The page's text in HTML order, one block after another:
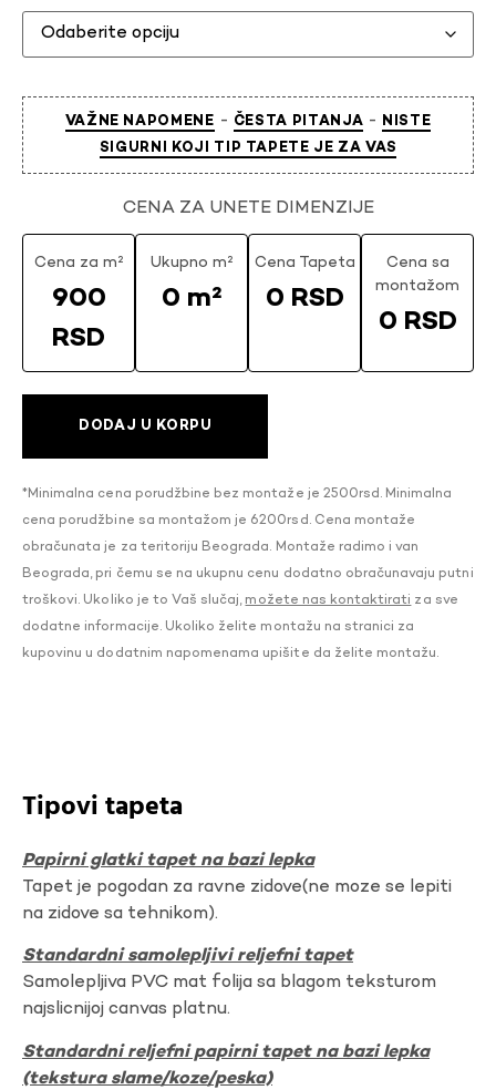
VAŽNE NAPOMENE - ČESTA PITANJA - NISTE
SIGURNI KOJI TIP TAPETE JE ZA VAS
CENA ZA UNETE DIMENZIJE
Cena za m²
900
RSD
Ukupno m²
0 m²
Cena Tapeta
0 RSD
Cena sa
montažom
0 RSD
DODAJ U KORPU
*Minimalna cena porudžbine bez montaže je 2500rsd. Minimalna
cena porudžbine sa montažom je 6200rsd. Cena montaže
obračunata je za teritoriju Beograda. Montaže radimo i van
Beograda, pri čemu se na ukupnu cenu dodatno obračunavaju putni
troškovi. Ukoliko je to Vaš slučaj, možete nas kontaktirati za sve
dodatne informacije. Ukoliko želite montažu na stranici za
kupovinu u dodatnim napomenama upišite da želite montažu.
Tipovi tapeta
Papirni glatki tapet na bazi lepka
Tapet je pogodan za ravne zidove(ne moze se lepiti
na zidove sa tehnikom).
Standardni samolepljivi reljefni tapet
Samolepljiva PVC mat folija sa blagom teksturom
najslicnijoj canvas platnu.
Standardni reljefni papirni tapet na bazi lepka
(tekstura slame/koze/peska)